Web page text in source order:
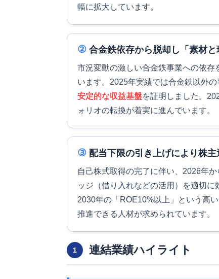
幅に拡大しています。
② 合金鉄依存から脱却し「素材
市況変動の激しい合金鉄事業への依
います。2025年実績では合金鉄以外の
安定的な収益基盤を証明しました。
ォリオの転換が着実に進んでいます。
③ 配当下限の引き上げにより株
自己株式取得の完了に伴い、2026年か
ッジ（借り入れなどの活用）を適切に
2030年の「ROE10%以上」という高
推進できる人材が求められています。
1 連結業績ハイライト